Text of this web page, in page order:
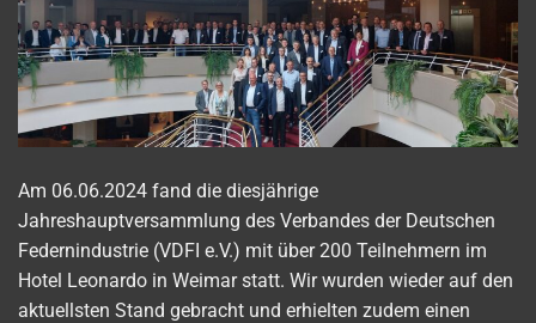
Am 06.06.2024 fand die diesjährige
Jahreshauptversammlung des Verbandes der Deutschen
Federnindustrie (VDFI e.V.) mit über 200 Teilnehmern im
Hotel Leonardo in Weimar statt. Wir wurden wieder auf den
aktuellsten Stand gebracht und erhielten zudem einen